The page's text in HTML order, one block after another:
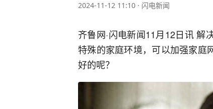
2024-11-12 11:10 · 闪电新闻
齐鲁网·闪电新闻11月12日讯 解
特殊的家庭环境，可以加强家庭
好的呢？